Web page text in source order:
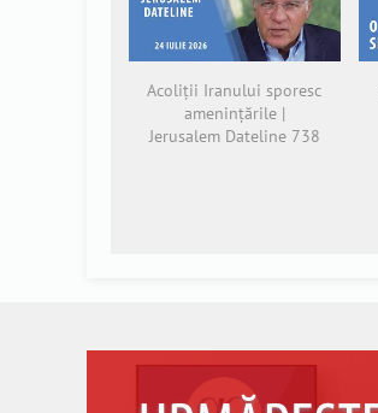
Acoliții Iranului sporesc
amenințările |
Jerusalem Dateline 738